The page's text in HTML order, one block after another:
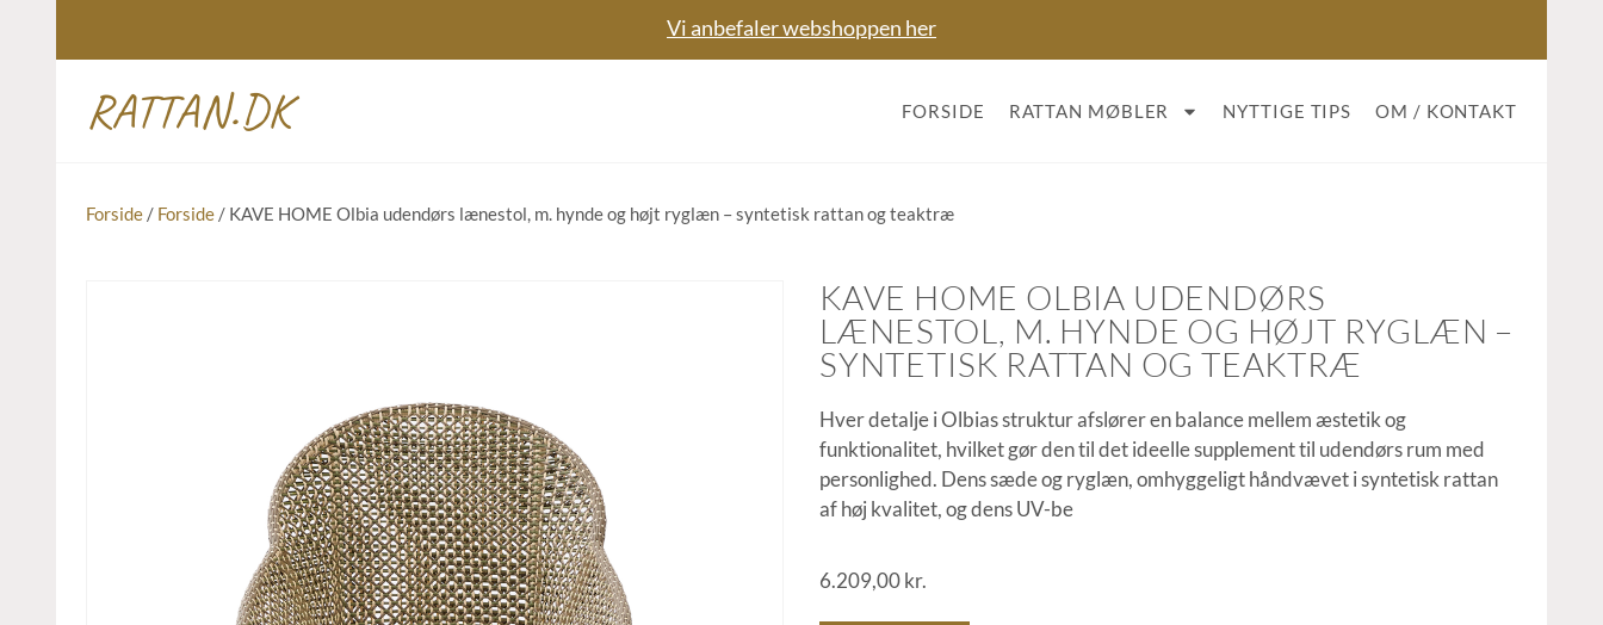
Vi anbefaler webshoppen her
RATTAN.DK FORSIDE RATTAN MØBLER NYTTIGE TIPS OM / KONTAKT
Forside / Forside / KAVE HOME Olbia udendørs lænestol, m. hynde og højt ryglæn – syntetisk rattan og teaktræ
KAVE HOME OLBIA UDENDØRS
LÆNESTOL, M. HYNDE OG HØJT RYGLÆN –
SYNTETISK RATTAN OG TEAKTRÆ
Hver detalje i Olbias struktur afslører en balance mellem æstetik og
funktionalitet, hvilket gør den til det ideelle supplement til udendørs rum med
personlighed. Dens sæde og ryglæn, omhyggeligt håndvævet i syntetisk rattan
af høj kvalitet, og dens UV-be
6.209,00kr.